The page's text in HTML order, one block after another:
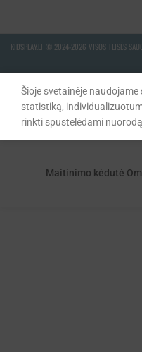
KIDSPLAY.LT © 2024-2026 VISOS TEISĖS
Šioje svetainėje
statistiką,
rinkti spustelėdami
Maitinimo kėdutė